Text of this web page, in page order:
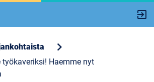
exit_to_app
chevron_right
työkaveriksi! Haemme nyt